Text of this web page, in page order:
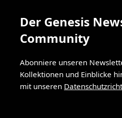
Der Genesis
Community
Abonniere unseren
Kollektionen und Einblicke
mit unseren